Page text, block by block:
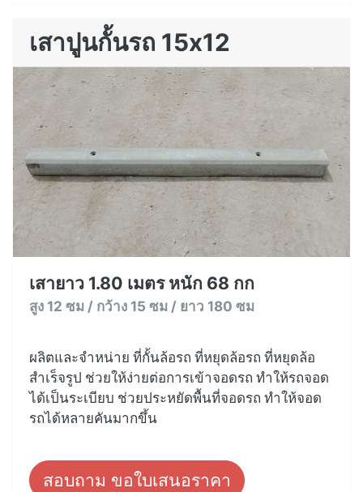
เสาปูนกั้นรถ 15x12
เสายาว 1.80 เมตร หนัก 68 กก
สูง 12 ซม / กว้าง 15 ซม / ยาว 180 ซม
ผลิตและจำหน่าย ที่กั้นล้อรถ ที่หยุดล้อรถ ที่หยุดล้อ
สำเร็จรูป ช่วยให้ง่ายต่อการเข้าจอดรถ ทำให้รถจอด
ได้เป็นระเบียบ ช่วยประหยัดพื้นที่จอดรถ ทำให้จอด
รถได้หลายคันมากขึ้น
สอบถาม ขอใบเสนอราคา